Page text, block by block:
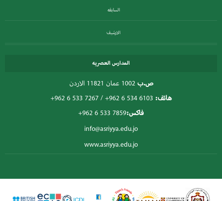
السابقه
الارشيف
المدارس العصريه
ص.ب1002 عمان 11821 الاردن
هاتف: +962 6 534 6103
/
+962 6 533 7267
فاكس:+962 6 533 7859
info@asriyya.edu.jo
www.asriyya.edu.jo